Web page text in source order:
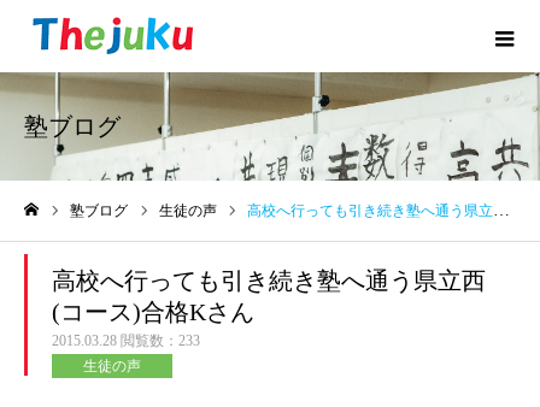
塾ブログ
塾ブログ 生徒の声 高校へ行っても引き続き塾へ通う県立西(コース)合格Kさん
高校へ行っても引き続き塾へ通う県立西
(コース)合格Kさん
2015.03.28 閲覧数：233
生徒の声